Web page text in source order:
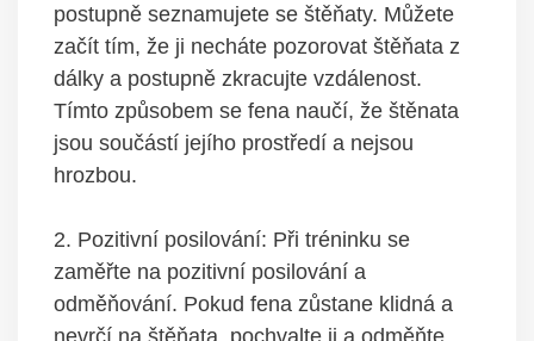
postupně seznamujete se ​štěňaty. Můžete
začít⁢ tím, že ji necháte pozorovat ⁢štěňata​ z
dálky ‍a postupně zkracujte⁢ vzdálenost.
‍Tímto způsobem se fena ‍naučí, že štěnata
jsou součástí⁤ jejího prostředí a nejsou
hrozbou.
2. Pozitivní‍ posilování:⁣ Při tréninku ​se
zaměřte​ na pozitivní​ posilování a
odměňování. Pokud fena zůstane ‌klidná ⁢a
nevrčí na štěňata,⁢ pochvalte ji a odměňte ​